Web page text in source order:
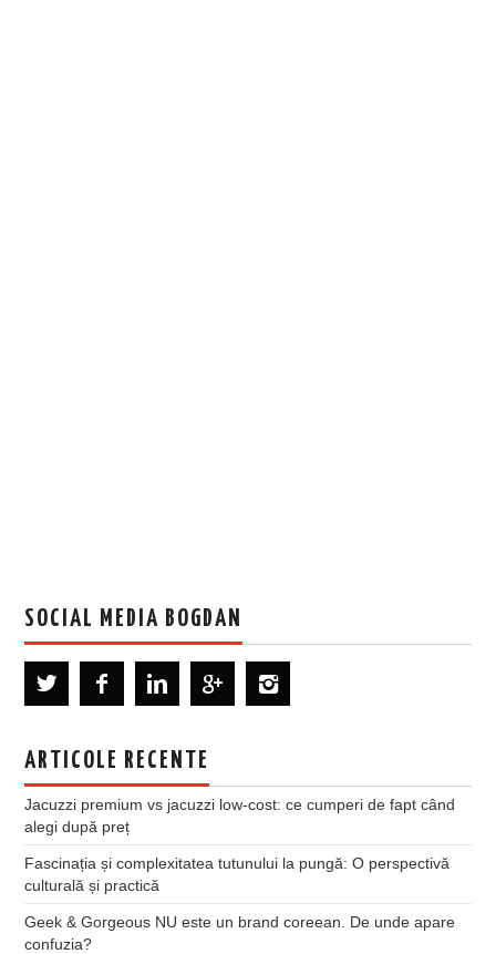
SOCIAL MEDIA BOGDAN
ARTICOLE RECENTE
Jacuzzi premium vs jacuzzi low-cost: ce cumperi de fapt când
alegi după preț
Fascinația și complexitatea tutunului la pungă: O perspectivă
culturală și practică
Geek & Gorgeous NU este un brand coreean. De unde apare
confuzia?